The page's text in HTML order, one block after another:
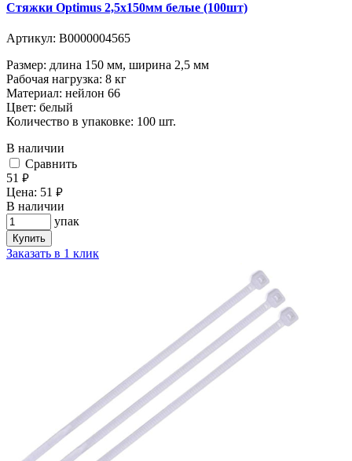
Стяжки Optimus 2,5x150мм белые (100шт)
Артикул: В0000004565
Размер: длина 150 мм, ширина 2,5 мм
Рабочая нагрузка: 8 кг
Материал: нейлон 66
Цвет: белый
Количество в упаковке: 100 шт.
В наличии
Cравнить
51 руб.
Цена: 51 руб.
В наличии
упак
Купить
Заказать в 1 клик